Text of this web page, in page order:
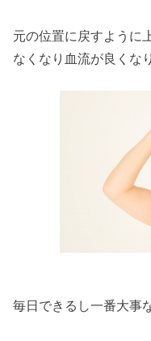
元の位置に戻すように
なくなり血流が良くな
毎日できるし一番大事